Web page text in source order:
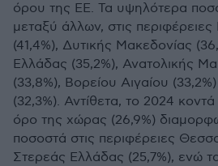
όρου της ΕΕ. Τα υψηλότερα
μεταξύ άλλων, στις
(41,4%), Δυτικής Μακεδονίας
Ελλάδας (35,2%), Ανατολικής
(33,8%), Βορείου Αιγαίου
(32,3%). Αντίθετα, το 2024
όρο της χώρας (26,9%)
ποσοστά στις περιφέρειες
Στερεάς Ελλάδας (25,7%), ενώ